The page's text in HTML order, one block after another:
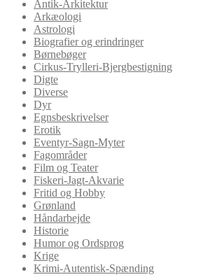
Antik-Arkitektur
Arkæologi
Astrologi
Biografier og erindringer
Børnebøger
Cirkus-Trylleri-Bjergbestigning
Digte
Diverse
Dyr
Egnsbeskrivelser
Erotik
Eventyr-Sagn-Myter
Fagområder
Film og Teater
Fiskeri-Jagt-Akvarie
Fritid og Hobby
Grønland
Håndarbejde
Historie
Humor og Ordsprog
Krige
Krimi-Autentisk-Spænding